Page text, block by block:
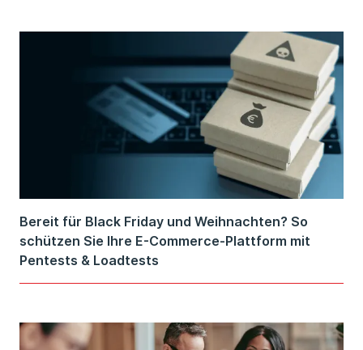
Bereit für Black Friday und Weihnachten? So
schützen Sie Ihre E-Commerce-Plattform mit
Pentests & Loadtests